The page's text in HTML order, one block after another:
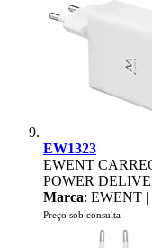
EW1323
EWENT
POWER
Marca: EWENT |
Preço sob consulta